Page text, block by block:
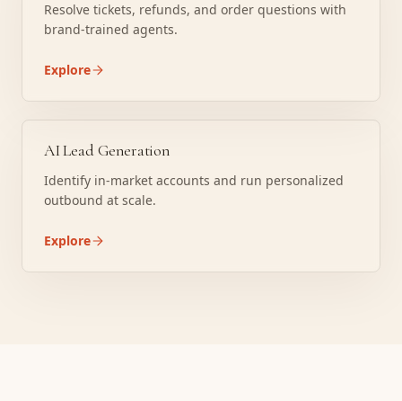
Resolve tickets, refunds, and order questions with
brand-trained agents.
Explore
AI Lead Generation
Identify in-market accounts and run personalized
outbound at scale.
Explore